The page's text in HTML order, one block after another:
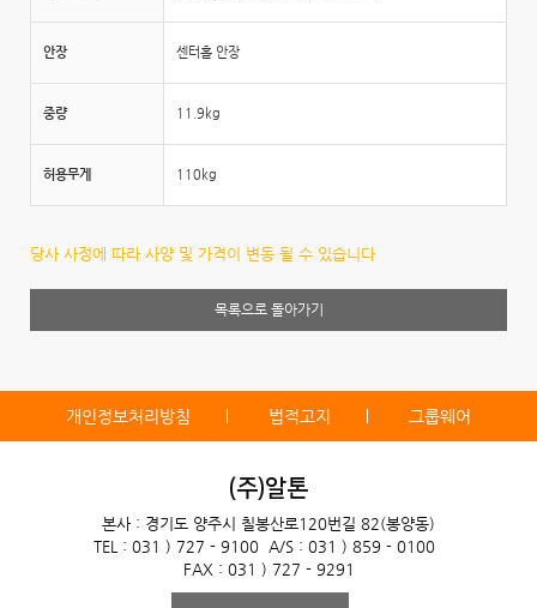
안장 센터홀 안장
중량 11.9kg
허용무게 110kg
당사 사정에 따라 사양 및 가격이 변동 될 수 있습니다
목록으로 돌아가기
개인정보처리방침 법적고지 그룹웨어
(주)알톤
본사 : 경기도 양주시 칠봉산로120번길 82(봉양동)
TEL : 031 ) 727 - 9100
A/S : 031 ) 859 - 0100
FAX : 031 ) 727 - 9291